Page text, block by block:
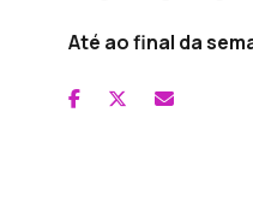
Até ao final da